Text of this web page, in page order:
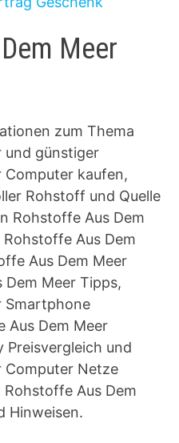
Meer
zum Thema
und günstiger
Computer kaufen,
Rohstoff und Quelle
Rohstoffe Aus Dem
Aus Dem
Aus Dem Meer
Meer Tipps,
Smartphone
Aus Dem Meer
Preisvergleich und
Computer Netze
Rohstoffe Aus Dem
Hinweisen.